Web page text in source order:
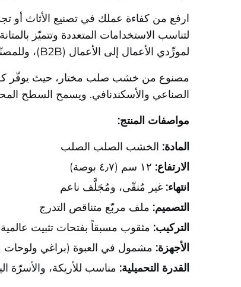
لتناسب الاستخدامات المتعددة وتتميّز
لمورِّدي الأعمال إلى الأعمال (B2B)، وللمصنّعين حسب المواصفات الأصلية (OEM)، ولورش تصنيع الأثاث التي تبحث عن قطع غيار موثوقة بالكميات الكبيرة.
مصنوع من خشب صلب مختار، حيث يوفّر كل
الصناعي والأسكندنافي. ويسمح السطح
مواصفات المنتج:
المادة: الخشب الصلب الصلب
الارتفاع: ١٢ سم (٤٫٧ بوصة)
انتهاء: غير مُنقّى، ومُجَلَّف ناعم
التصميم: ملف مربّع متناقص التدرج
التركيب: مثقوب مسبقاً بفتحات تثبيت عالمية
الأجهزة: مشمول في العبوة (براغي ولوحات
القدرة التحميلية: مناسب للأريكة، والأسرّة